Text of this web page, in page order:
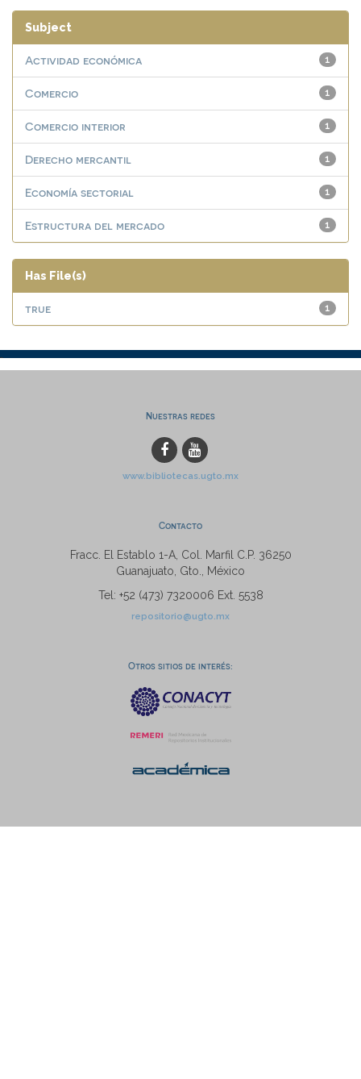
Subject
1
Actividad económica
1
Comercio
1
Comercio interior
1
Derecho mercantil
1
Economía sectorial
1
Estructura del mercado
Has File(s)
1
true
Nuestras redes
www.bibliotecas.ugto.mx
Contacto
Fracc. El Establo 1-A, Col. Marfil C.P. 36250
Guanajuato, Gto., México
Tel: +52 (473) 7320006 Ext. 5538
repositorio@ugto.mx
Otros sitios de interés: